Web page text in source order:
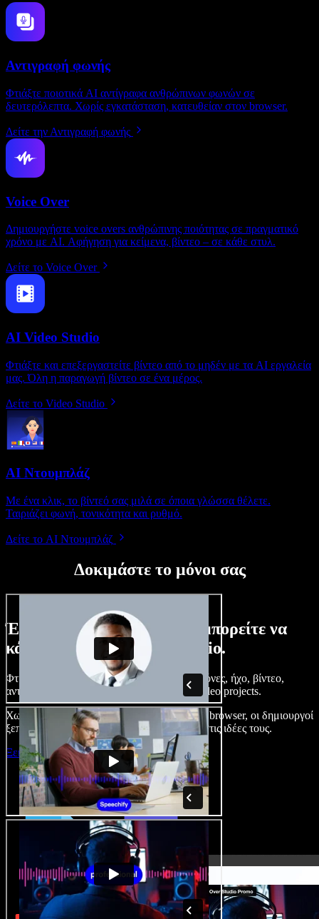
Αντιγραφή φωνής
Φτιάξτε ποιοτικά AI αντίγραφα ανθρώπινων φωνών σε
δευτερόλεπτα. Χωρίς εγκατάσταση, κατευθείαν στον browser.
Δείτε την Αντιγραφή φωνής
Voice Over
Δημιουργήστε voice overs ανθρώπινης ποιότητας σε πραγματικό
χρόνο με AI. Αφήγηση για κείμενα, βίντεο – σε κάθε στυλ.
Δείτε το Voice Over
AI Video Studio
Φτιάξτε και επεξεργαστείτε βίντεο από το μηδέν με τα AI εργαλεία
μας. Όλη η παραγωγή βίντεο σε ένα μέρος.
Δείτε το Video Studio
AI Ντουμπλάζ
Με ένα κλικ, το βίντεό σας μιλά σε όποια γλώσσα θέλετε.
Ταιριάζει φωνή, τονικότητα και ρυθμό.
Δείτε το AI Ντουμπλάζ
Δοκιμάστε το μόνοι σας
Ένα μικρό δείγμα από όσα μπορείτε να
κάνετε με το Speechify Studio.
Φτιάξτε voice overs, προσθέστε δωρεάν εικόνες, ήχο, βίντεο,
αντιγραφή φωνής – ολοκληρωμένα audio/video projects.
Χωρίς καμπύλη εκμάθησης και με όλα στον browser, οι δημιουργοί
ξεπερνούν τα κλασικά όρια και δίνουν ζωή στις ιδέες τους.
Ξεκινήστε με το Studio